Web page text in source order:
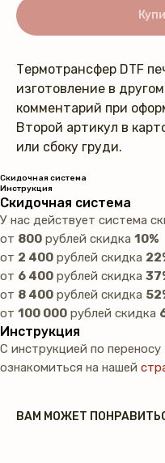
Термотрансфер DTF
изготовление в
комментарий при
Второй артикул в
или сбоку груди.
Скидочная система
Инструкция
Скидочная система
У нас действует система
от 800 рублей скидка 10%
от 2 400 рублей скидка
от 6 400 рублей скидка
от 8 400 рублей скидка
от 100 000 рублей скидка
Инструкция
С инструкцией по
ознакомиться на нашей
ВАМ МОЖЕТ